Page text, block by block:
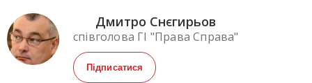
Дмитро Снєгирьов
співголова ГІ "Права Справа"
Підписатися